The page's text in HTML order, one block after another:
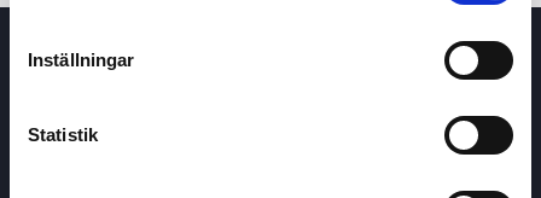
Inställningar
Statistik